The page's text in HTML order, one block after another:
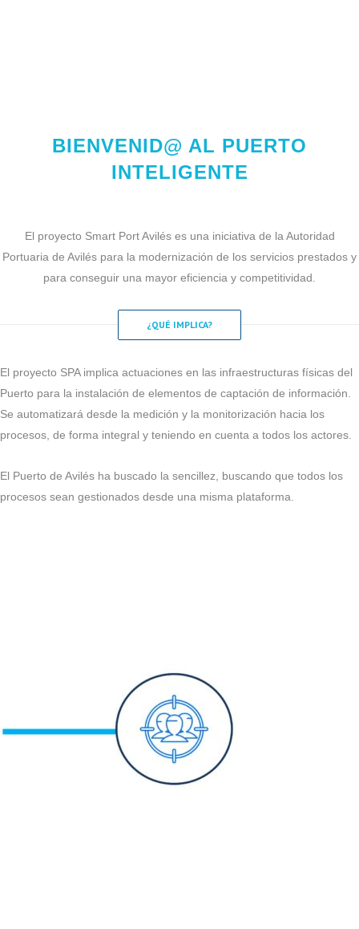
BIENVENID@ AL PUERTO
INTELIGENTE
El proyecto Smart Port Avilés es una iniciativa de la Autoridad
Portuaria de Avilés para la modernización de los servicios prestados y
para conseguir una mayor eficiencia y competitividad.
¿QUÉ IMPLICA?
El proyecto SPA implica actuaciones en las infraestructuras físicas del
Puerto para la instalación de elementos de captación de información.
Se automatizará desde la medición y la monitorización hacia los
procesos, de forma integral y teniendo en cuenta a todos los actores.
El Puerto de Avilés ha buscado la sencillez, buscando que todos los
procesos sean gestionados desde una misma plataforma.